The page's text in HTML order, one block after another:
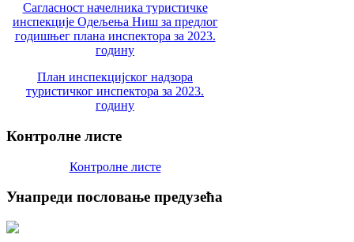
Сагласност начелника туристичке
инспекције Одељења Ниш за предлог
годишњег плана инспектора за 2023.
годину
План инспекцијског надзора
туристичког инспектора за 2023.
годину
Контролне листе
Контролне листе
Унапреди пословање предузећа